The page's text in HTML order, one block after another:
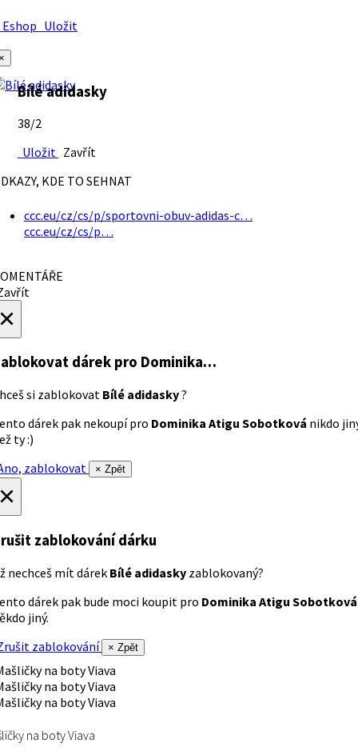
Uložit
Bílé adidasky
38/2
Uložit Zavřít
KDE TO SEHNAT
ccc.eu/cz/cs/p/sportovni-obuv-adidas-c…
ccc.eu/cz/cs/p…
dárek pro Dominika…
si zablokovat Bílé adidasky?
dárek pak nekoupí pro Dominika Atigu Sobotková nikdo
ty :)
zablokovat
× Zpět
zablokování dárku
nechceš mít dárek Bílé adidasky zablokovaný?
dárek pak bude moci koupit pro Dominika Atigu Sobotková
jiný.
zablokování
× Zpět
na boty Viava